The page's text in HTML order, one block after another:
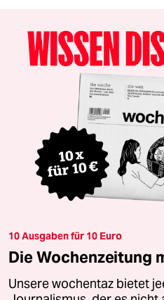
10 Ausgaben für 10 Euro
Die Wochenzeitung
Unsere wochentaz bietet